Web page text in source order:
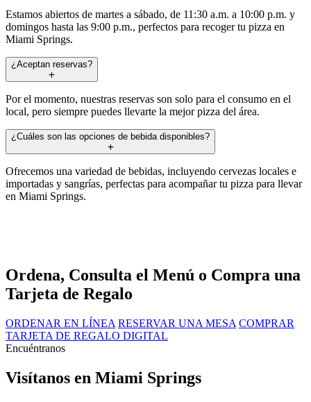
Estamos abiertos de martes a sábado, de 11:30 a.m. a 10:00 p.m. y
domingos hasta las 9:00 p.m., perfectos para recoger tu pizza en
Miami Springs.
¿Aceptan reservas?
Por el momento, nuestras reservas son solo para el consumo en el
local, pero siempre puedes llevarte la mejor pizza del área.
¿Cuáles son las opciones de bebida disponibles?
Ofrecemos una variedad de bebidas, incluyendo cervezas locales e
importadas y sangrías, perfectas para acompañar tu pizza para llevar
en Miami Springs.
Ordena, Consulta el Menú o Compra una
Tarjeta de Regalo
ORDENAR EN LÍNEA RESERVAR UNA MESA COMPRAR
TARJETA DE REGALO DIGITAL
Encuéntranos
Visítanos en Miami Springs